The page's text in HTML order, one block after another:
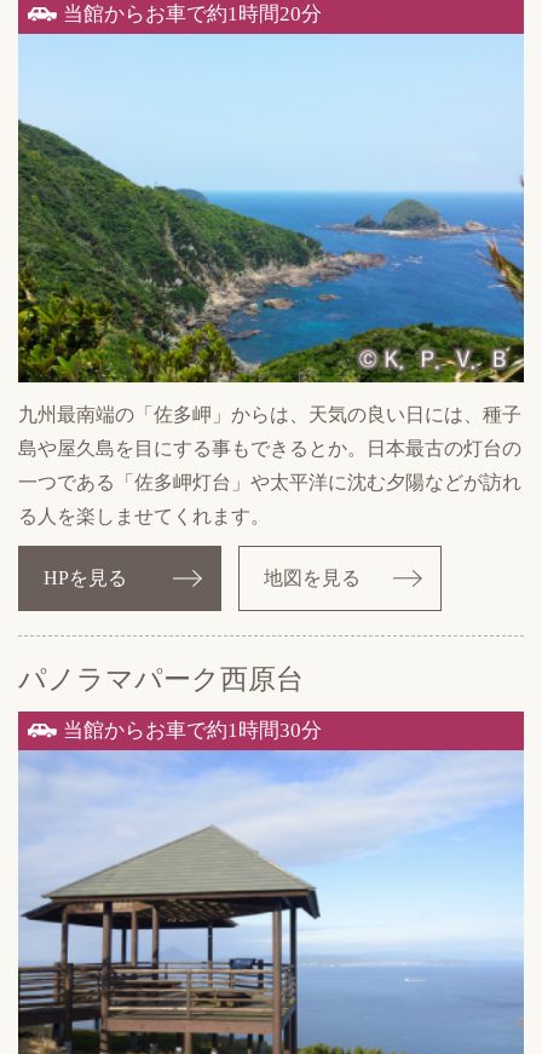
当館からお車で約1時間20分
九州最南端の「佐多岬」からは、天気の良い日には、種子
島や屋久島を目にする事もできるとか。日本最古の灯台の
一つである「佐多岬灯台」や太平洋に沈む夕陽などが訪れ
る人を楽しませてくれます。
HPを見る 地図を見る
パノラマパーク西原台
当館からお車で約1時間30分